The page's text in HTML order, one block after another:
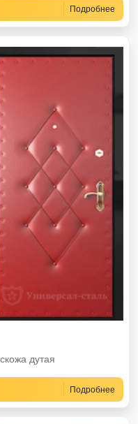
Подробнее
дутая
Подробнее